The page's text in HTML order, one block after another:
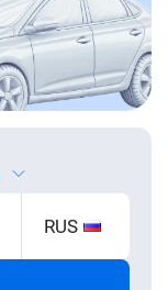
RUS